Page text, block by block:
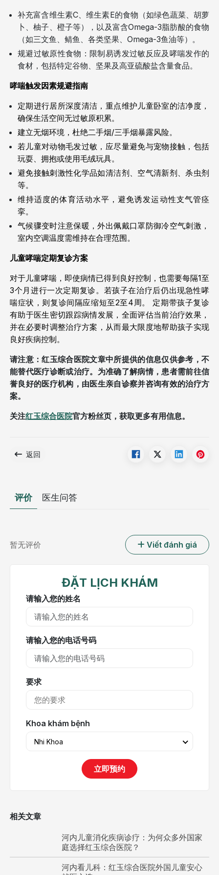
补充富含维生素C、维生素E的食物（如绿色蔬菜、胡萝
卜、柚子、橙子等），以及富含Omega-3脂肪酸的食物
（如三文鱼、鲭鱼、各类坚果、Omega-3鱼油等）。
规避过敏原性食物：限制易诱发过敏反应及哮喘发作的
食材，包括特定谷物、坚果及高亚硫酸盐含量食品。
哮喘触发因素规避指南
定期进行居所深度清洁，重点维护儿童卧室的洁净度，
确保生活空间无过敏原积累。
建立无烟环境，杜绝二手烟/三手烟暴露风险。
若儿童对动物毛发过敏，应尽量避免与宠物接触，包括
玩耍、拥抱或使用毛绒玩具。
避免接触刺激性化学品如清洁剂、空气清新剂、杀虫剂
等。
维持适度的体育活动水平，避免诱发运动性支气管痉
挛。
气候骤变时注意保暖，外出佩戴口罩防御冷空气刺激，
室内空调温度需维持在合理范围。
儿童哮喘定期复诊方案
对于儿童哮喘，即使病情已得到良好控制，也需要每隔1至
3个月进行一次定期复诊。若孩子在治疗后仍出现急性哮
喘症状，则复诊间隔应缩短至2至4周。
定期带孩子复诊
有助于医生密切跟踪病情发展，全面评估当前治疗效果，
并在必要时调整治疗方案，从而最大限度地帮助孩子实现
良好疾病控制。
请注意：红玉综合医院文章中所提供的信息仅供参考，不
能替代医疗诊断或治疗。为准确了解病情，患者需前往信
誉良好的医疗机构，由医生亲自诊察并咨询有效的治疗方
案。
关注红玉综合医院官方粉丝页，获取更多有用信息。
返回
评价 医生问答
暂无评价 Viết đánh giá
ĐẶT LỊCH KHÁM
请输入您的姓名
请输入您的电话号码
要求
Khoa khám bệnh
Nhi Khoa
立即预约
相关文章
河内儿童消化疾病诊疗：为何众多外国家
庭选择红玉综合医院？
河内看儿科：红玉综合医院外国儿童安心